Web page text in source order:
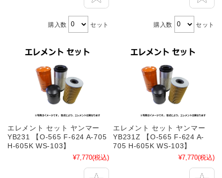
購入数 セット 購入数 セット
エレメント セット ヤンマー
YB231 【O-565 F-624 A-705
H-605K WS-103】
¥7,770(税込)
エレメント セット ヤンマー
YB231Z 【O-565 F-624 A-
705 H-605K WS-103】
¥7,770(税込)